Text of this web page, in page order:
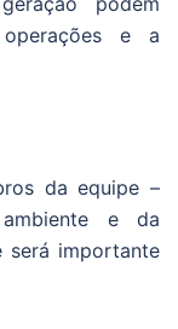
e a
da equipe –
e da
será importante